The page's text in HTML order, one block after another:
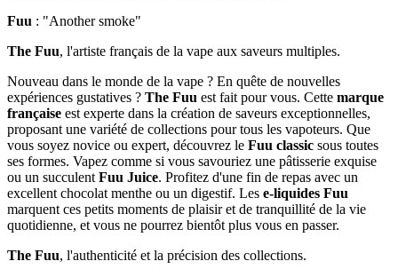
Fuu : "Another smoke"
The Fuu, l'artiste français de la vape aux saveurs multiples.
Nouveau dans le monde de la vape ? En quête de nouvelles
expériences gustatives ? The Fuu est fait pour vous. Cette marque
française est experte dans la création de saveurs exceptionnelles,
proposant une variété de collections pour tous les vapoteurs. Que
vous soyez novice ou expert, découvrez le Fuu classic sous toutes
ses formes. Vapez comme si vous savouriez une pâtisserie exquise
ou un succulent Fuu Juice. Profitez d'une fin de repas avec un
excellent chocolat menthe ou un digestif. Les e-liquides Fuu
marquent ces petits moments de plaisir et de tranquillité de la vie
quotidienne, et vous ne pourrez bientôt plus vous en passer.
The Fuu, l'authenticité et la précision des collections.